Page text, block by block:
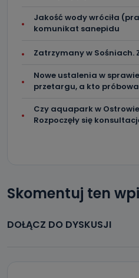
Jakość wody wróciła
komunikat sanepidu
Zatrzymany w Sośniach.
Nowe ustalenia w
przetargu, a kto
Czy aquapark w
Rozpoczęły się
Skomentuj ten
DOŁĄCZ DO DYSKUSJI